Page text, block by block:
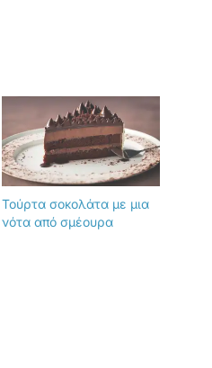
Τούρτα σοκολάτα με μια
νότα από σμέουρα